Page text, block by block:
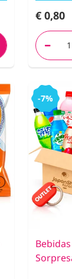
€ 0,80
-7%